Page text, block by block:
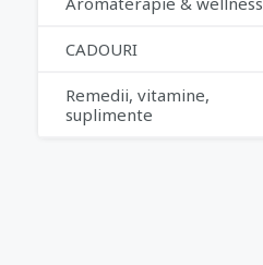
CADOURI
Remedii, vitamine,
suplimente